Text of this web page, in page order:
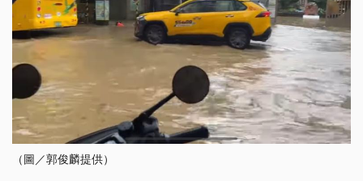
（圖／郭俊麟提供）